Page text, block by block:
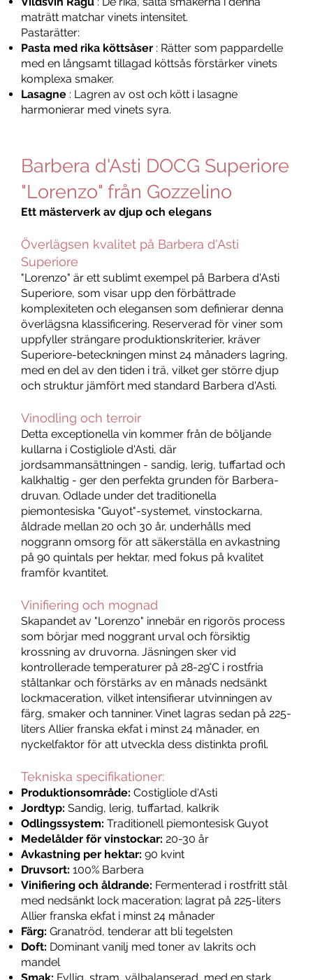
maträtt matchar vinets intensitet.
Pastarätter:
Pasta med rika köttsåser : Rätter som pappardelle
med en långsamt tillagad köttsås förstärker vinets
komplexa smaker.
Lasagne : Lagren av ost och kött i lasagne
harmonierar med vinets syra.
Barbera d'Asti DOCG Superiore
"Lorenzo" från Gozzelino
Ett mästerverk av djup och elegans
Överlägsen kvalitet på Barbera d'Asti
Superiore
"Lorenzo" är ett sublimt exempel på Barbera d'Asti
Superiore, som visar upp den förbättrade
komplexiteten och elegansen som definierar denna
överlägsna klassificering. Reserverad för viner som
uppfyller strängare produktionskriterier, kräver
Superiore-beteckningen minst 24 månaders lagring,
med en del av den tiden i trä, vilket ger större djup
och struktur jämfört med standard Barbera d'Asti.
Vinodling och terroir
Detta exceptionella vin kommer från de böljande
kullarna i Costigliole d'Asti, där
jordsammansättningen - sandig, lerig, tuffartad och
kalkhaltig - ger den perfekta grunden för Barbera-
druvan. Odlade under det traditionella
piemontesiska "Guyot"-systemet, vinstockarna,
åldrade mellan 20 och 30 år, underhålls med
noggrann omsorg för att säkerställa en avkastning
på 90 quintals per hektar, med fokus på kvalitet
framför kvantitet.
Vinifiering och mognad
Skapandet av "Lorenzo" innebär en rigorös process
som börjar med noggrant urval och försiktig
krossning av druvorna. Jäsningen sker vid
kontrollerade temperaturer på 28-29°C i rostfria
ståltankar och förstärks av en månads nedsänkt
lockmaceration, vilket intensifierar utvinningen av
färg, smaker och tanniner. Vinet lagras sedan på 225-
liters Allier franska ekfat i minst 24 månader, en
nyckelfaktor för att utveckla dess distinkta profil.
Tekniska specifikationer:
Produktionsområde: Costigliole d'Asti
Jordtyp: Sandig, lerig, tuffartad, kalkrik
Odlingssystem: Traditionell piemontesisk Guyot
Medelålder för vinstockar: 20-30 år
Avkastning per hektar: 90 kvint
Druvsort: 100% Barbera
Vinifiering och åldrande: Fermenterad i rostfritt stål
med nedsänkt lock maceration; lagrat på 225-liters
Allier franska ekfat i minst 24 månader
Färg: Granatröd, tenderar att bli tegelsten
Doft: Dominant vanilj med toner av lakrits och
mandel